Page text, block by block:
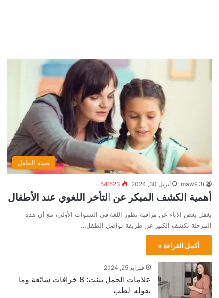
صحة الطفل
maw9i3i أبريل 30, 2024 54٬523
أهمية الكشف المبكر عن التأخر اللغوي عند الأطفال
يغفل بعض الآباء عن مراقبة تطور اللغة في السنوات الأولى، مع أن هذه
المرحلة تكشف الكثير عن طريقة تواصل الطفل…
أكمل القراءة »
فبراير 25, 2024
علامات الحمل ببنت: 8 خرافات شائعة وما
يقوله الطب